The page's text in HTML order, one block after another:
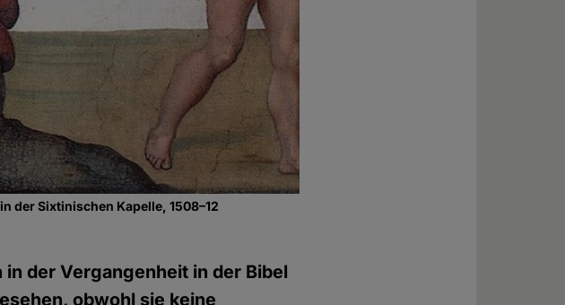
der Sixtinischen Kapelle, 1508–12
der Vergangenheit in der Bibel
obwohl sie keine